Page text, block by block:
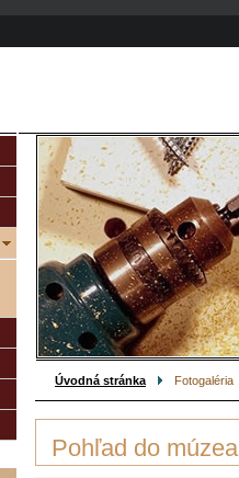
Úvodná stránka Fotogaléria
Pohľad do múzea